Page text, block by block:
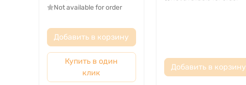
Not available for order
Добавить в корзину
Купить в один
клик
Добавить в корзину